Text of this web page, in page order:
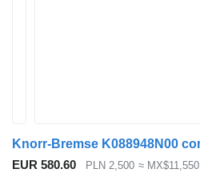
EUR 580.60 PLN 2,500 ≈ MX$11,550